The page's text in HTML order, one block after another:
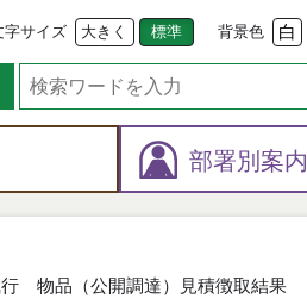
字サイズ 大きく 標準 背景色 白
部署別案内
物品（公開調達）見積徴取結果